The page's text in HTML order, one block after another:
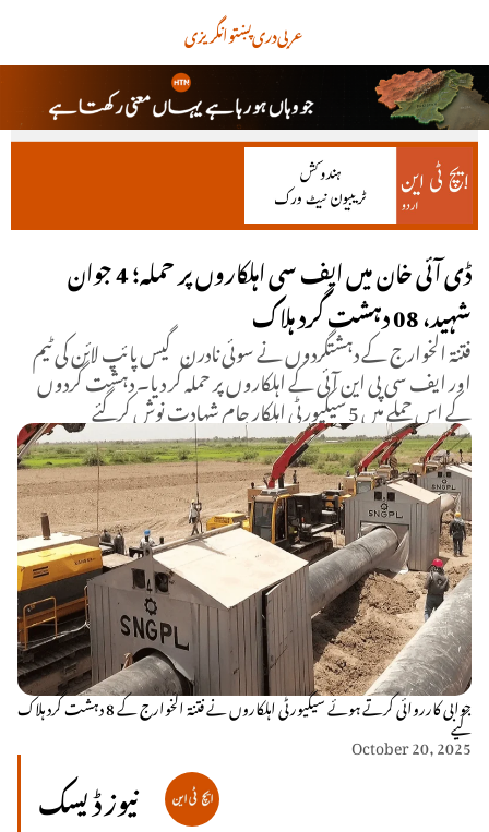
انگریزیپښتودریعربی
ڈی آئی خان میں ایف سی اہلکاروں پر حملہ؛ 4 جوان
شہید، 08 دہشت گرد ہلاک
فتنۃ الخوارج کے دہشتگردوں نے سوئی نادرن گیس پائپ لائن کی ٹیم
اور ایف سی پی این آئی کے اہلکاروں پر حملہ کر دیا۔ دہشت گردوں
کے اس حملے میں 5 سیکیورٹی اہلکار جامِ شہادت نوش کرگئے
جوابی کارروائی کرتے ہوئے سیکیورٹی اہلکاروں نے فتنۃ الخوارج کے 8 دہشت گرد ہلاک
کیے
October 20, 2025
نیوز ڈیسک